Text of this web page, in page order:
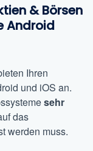
& Börsen
Android
Ihren
und iOS an.
sehr
das
werden muss.